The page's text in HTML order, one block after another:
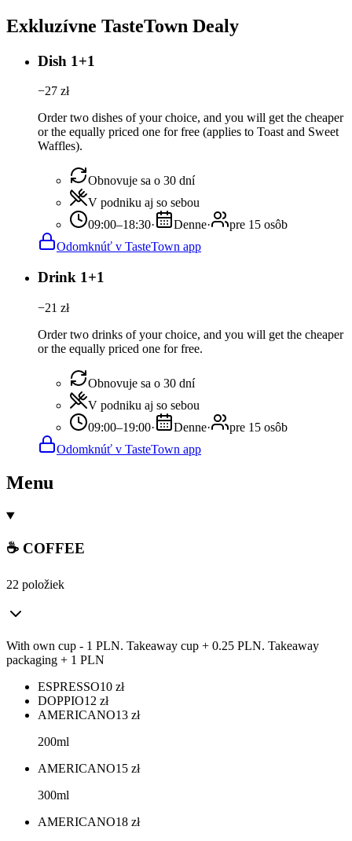
Exkluzívne TasteTown Dealy
Dish 1+1
−27 zł
Order two dishes of your choice, and you will get the cheaper
or the equally priced one for free (applies to Toast and Sweet
Waffles).
Obnovuje sa o 30 dní
V podniku aj so sebou
09:00–18:30· Denne·
pre 15 osôb
Odomknúť v TasteTown app
Drink 1+1
−21 zł
Order two drinks of your choice, and you will get the cheaper
or the equally priced one for free.
Obnovuje sa o 30 dní
V podniku aj so sebou
09:00–19:00· Denne·
pre 15 osôb
Odomknúť v TasteTown app
Menu
☕ COFFEE
22 položiek
With own cup - 1 PLN. Takeaway cup + 0.25 PLN. Takeaway
packaging + 1 PLN
ESPRESSO10 zł
DOPPIO12 zł
AMERICANO13 zł
200ml
AMERICANO15 zł
300ml
AMERICANO18 zł